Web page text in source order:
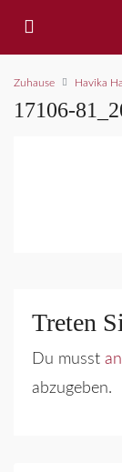
Zuhause Havika
17106-
Treten
Du musst
abzugeben.